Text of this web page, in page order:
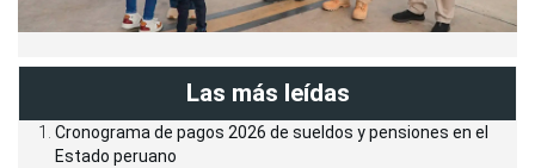
Las más leídas
Cronograma de pagos 2026 de sueldos y pensiones en el
Estado peruano